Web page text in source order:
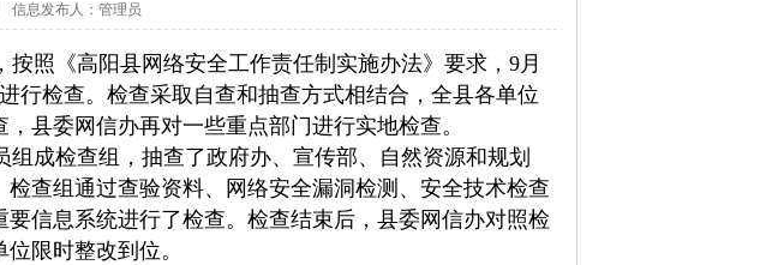
信息发布人：管理员
照《高阳县网络安全工作责任制实施办法》要求，9月
行检查。检查采取自查和抽查方式相结合，全县各单位
县委网信办再对一些重点部门进行实地检查。
成检查组，抽查了政府办、宣传部、自然资源和规划
查组通过查验资料、网络安全漏洞检测、安全技术检查
信息系统进行了检查。检查结束后，县委网信办对照检
限时整改到位。